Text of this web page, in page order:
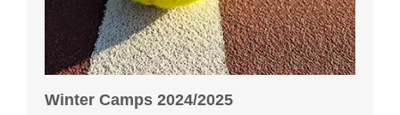
Winter Camps 2024/2025